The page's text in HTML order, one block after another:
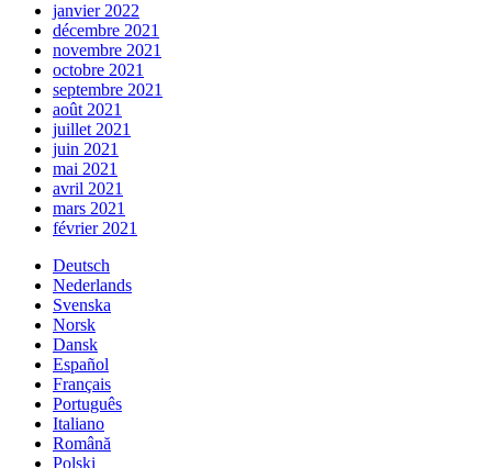
janvier 2022
décembre 2021
novembre 2021
octobre 2021
septembre 2021
août 2021
juillet 2021
juin 2021
mai 2021
avril 2021
mars 2021
février 2021
Deutsch
Nederlands
Svenska
Norsk
Dansk
Español
Français
Português
Italiano
Română
Polski